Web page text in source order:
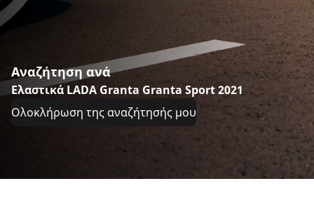
Αναζήτηση ανά
Ελαστικά LADA Granta Granta Sport 2021
Ολοκλήρωση της αναζήτησής μου